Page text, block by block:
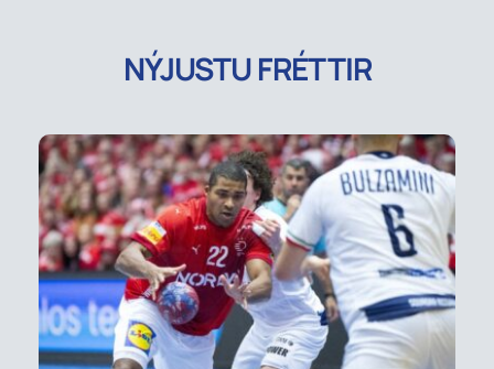
NÝJUSTU FRÉTTIR